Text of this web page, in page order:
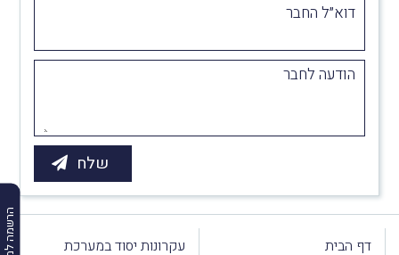
דוא״ל החבר
הודעה לחבר
דף הבית
עקרונות יסוד במערכת